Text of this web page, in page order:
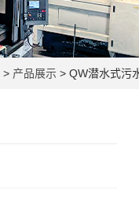
> 产品展示 > QW潜水式污